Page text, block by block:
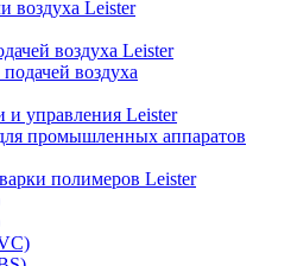
воздуха Leister
воздуха Leister
воздуха
и управления Leister
промышленных аппаратов
полимеров Leister